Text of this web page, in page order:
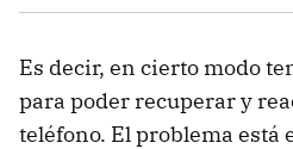
Es decir, en cierto modo
para poder recuperar y
teléfono. El problema está